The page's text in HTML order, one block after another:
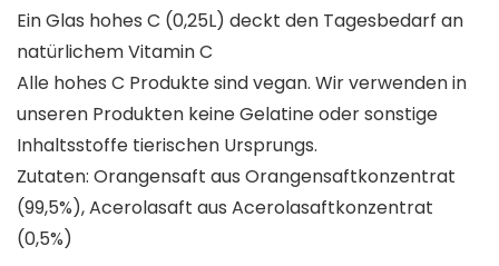
Ein Glas hohes C (0,25L) deckt den Tagesbedarf an
natürlichem Vitamin C
Alle hohes C Produkte sind vegan. Wir verwenden in
unseren Produkten keine Gelatine oder sonstige
Inhaltsstoffe tierischen Ursprungs.
Zutaten: Orangensaft aus Orangensaftkonzentrat
(99,5%), Acerolasaft aus Acerolasaftkonzentrat
(0,5%)